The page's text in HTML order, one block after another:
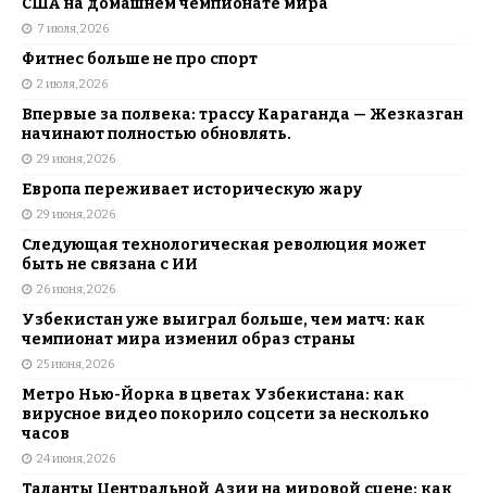
США на домашнем чемпионате мира
7 июля, 2026
Фитнес больше не про спорт
2 июля, 2026
Впервые за полвека: трассу Караганда — Жезказган
начинают полностью обновлять.
29 июня, 2026
Европа переживает историческую жару
29 июня, 2026
Следующая технологическая революция может
быть не связана с ИИ
26 июня, 2026
Узбекистан уже выиграл больше, чем матч: как
чемпионат мира изменил образ страны
25 июня, 2026
Метро Нью-Йорка в цветах Узбекистана: как
вирусное видео покорило соцсети за несколько
часов
24 июня, 2026
Таланты Центральной Азии на мировой сцене: как